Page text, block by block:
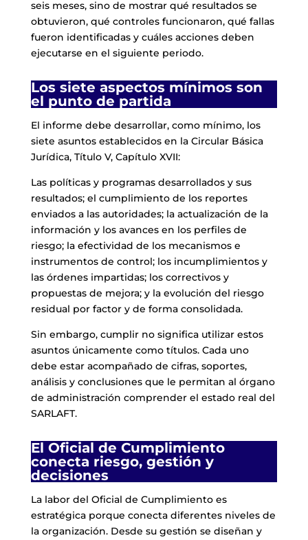
seis meses, sino de mostrar qué resultados se
obtuvieron, qué controles funcionaron, qué fallas
fueron identificadas y cuáles acciones deben
ejecutarse en el siguiente periodo.
Los siete aspectos mínimos son
el punto de partida
El informe debe desarrollar, como mínimo, los
siete asuntos establecidos en la Circular Básica
Jurídica, Título V, Capítulo XVII:
Las políticas y programas desarrollados y sus
resultados; el cumplimiento de los reportes
enviados a las autoridades; la actualización de la
información y los avances en los perfiles de
riesgo; la efectividad de los mecanismos e
instrumentos de control; los incumplimientos y
las órdenes impartidas; los correctivos y
propuestas de mejora; y la evolución del riesgo
residual por factor y de forma consolidada.
Sin embargo, cumplir no significa utilizar estos
asuntos únicamente como títulos. Cada uno
debe estar acompañado de cifras, soportes,
análisis y conclusiones que le permitan al órgano
de administración comprender el estado real del
SARLAFT.
El Oficial de Cumplimiento
conecta riesgo, gestión y
decisiones
La labor del Oficial de Cumplimiento es
estratégica porque conecta diferentes niveles de
la organización. Desde su gestión se diseñan y